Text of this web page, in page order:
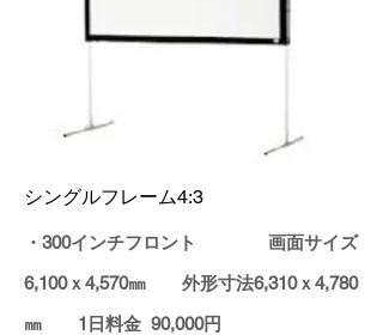
​シングルフレーム4:3
・300インチフロント 画面サイズ
6,100ｘ4,570㎜ 外形寸法6,310ｘ4,780
㎜ 1日料金 90,000円